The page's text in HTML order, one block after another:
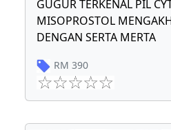
GUGUR TERKENAL PIL
MISOPROSTOL
DENGAN SERTA MERTA
RM 390